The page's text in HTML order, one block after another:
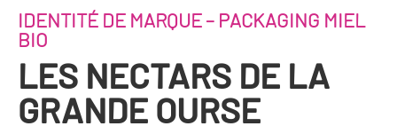
IDENTITÉ DE MARQUE – PACKAGING MIEL
BIO
LES NECTARS DE LA
GRANDE OURSE